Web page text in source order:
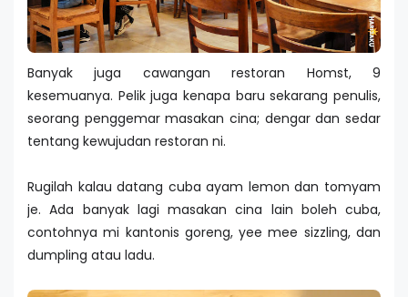
Banyak juga cawangan restoran Homst, 9
kesemuanya. Pelik juga kenapa baru sekarang penulis,
seorang penggemar masakan cina; dengar dan sedar
tentang kewujudan restoran ni.
Rugilah kalau datang cuba ayam lemon dan tomyam
je. Ada banyak lagi masakan cina lain boleh cuba,
contohnya mi kantonis goreng, yee mee sizzling, dan
dumpling atau ladu.